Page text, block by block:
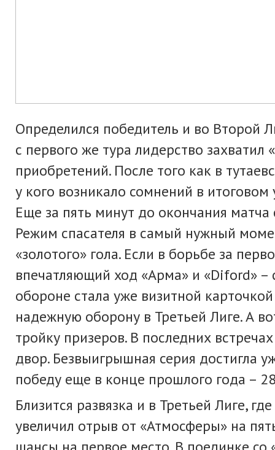
Определился победитель и во Второй
с первого же тура лидерство
приобретений. После того как в
у кого возникало сомнений в
Еще за пять минут до окончания
Режим спасателя в самый нужный
«золотого» гола. Если в борьбе за
впечатляющий ход «Арма» и «Diford»
обороне стала уже визитной
надежную оборону в Третьей Лиге. А
тройку призеров. В последних
двор. Безвыигрышная серия достигла
победу еще в конце прошлого года –
Близится развязка и в Третьей Лиге,
увеличил отрыв от «Атмосферы» на